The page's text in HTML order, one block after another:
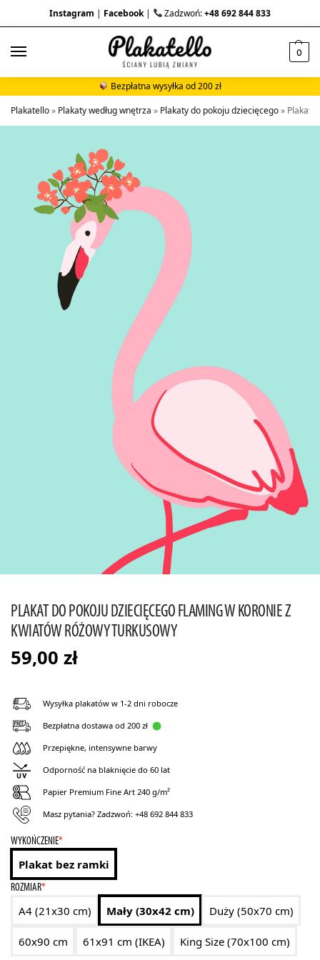
Instagram | Facebook| Zadzwoń:+48 692 844 833
0
Bezpłatna wysyłka od 200 zł
Plakatello» Plakaty według wnętrza » Plakaty do pokoju dziecięcego» Plakat
PLAKAT DO POKOJU DZIECIĘCEGO FLAMING W KORONIE Z
KWIATÓW RÓŻOWY TURKUSOWY
59,00 zł
Wysyłka plakatów w 1-2 dni robocze
Bezpłatna dostawa od 200 zł
Przepiękne, intensywne barwy
Odporność na blaknięcie do 60 lat
Papier Premium Fine Art 240 g/m²
Masz pytania? Zadzwoń: +48 692 844 833
*
WYKOŃCZENIE
Plakat bez ramki
*
ROZMIAR
A4 (21x30 cm) Mały (30x42 cm) Duży (50x70 cm)
60x90 cm 61x91 cm (IKEA) King Size (70x100 cm)